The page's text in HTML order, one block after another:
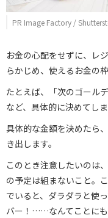
PR Image Factory /
お金の心配をせずに、レ
らかじめ、使えるお金の
たとえば、「次のゴール
など、具体的に決めてしま
具体的な金額を決めたら
き出します。
このとき注意したいのは
の予定は組まないこと。
でいると、ダラダラと使
バー！……なんてことにも